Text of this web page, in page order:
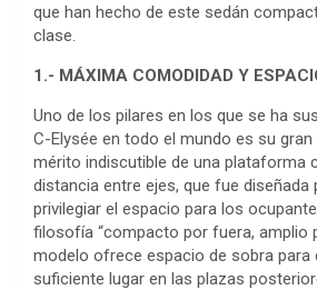
que han hecho de este sedán
clase.
1.- MÁXIMA COMODIDAD Y
Uno de los pilares en los que se ha
C-Elysée en todo el mundo es su gran
mérito indiscutible de una plataforma
distancia entre ejes, que fue diseñada
privilegiar el espacio para los
filosofía “compacto por fuera, amplio
modelo ofrece espacio de sobra para
suficiente lugar en las plazas